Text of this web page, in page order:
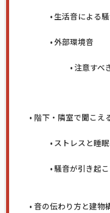
生活音による
外部環境音
注意すべ
階下・隣室で聞こえ
ストレスと睡
騒音が引き起
音の伝わり方と建物